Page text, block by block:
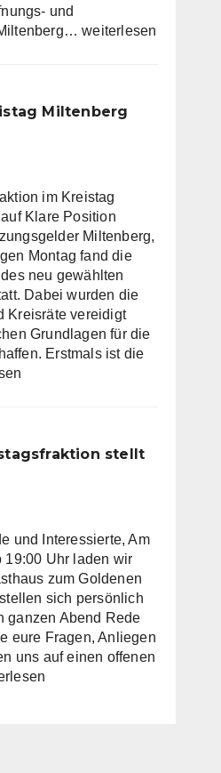
und
Die
eine
weiterlesen
Miltenberg
im Kreistag
Klare Position
Miltenberg,
Montag fand die
neu gewählten
Dabei wurden die
Kreisräte vereidigt
Grundlagen für die
Erstmals ist die
stellt
und Interessierte, Am
19:00 Uhr laden wir
zum Goldenen
sich persönlich
ganzen Abend Rede
eure Fragen, Anliegen
uns auf einen offenen